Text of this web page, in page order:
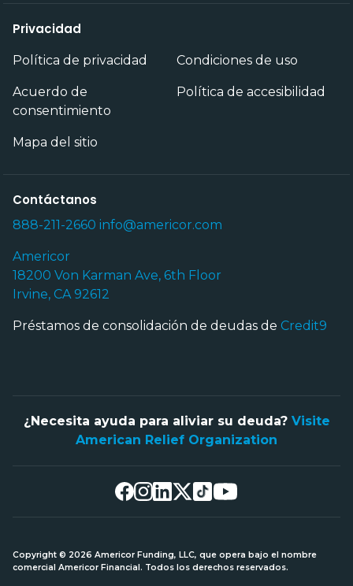
Privacidad
Política de privacidad Condiciones de uso
Acuerdo de
consentimiento
Política de accesibilidad
Mapa del sitio
Contáctanos
888-211-2660 info@americor.com
Americor
18200 Von Karman Ave, 6th Floor
Irvine, CA 92612
Préstamos de consolidación de deudas de Credit9
¿Necesita ayuda para aliviar su deuda? Visite
American Relief Organization
Copyright © 2026 Americor Funding, LLC, que opera bajo el nombre
comercial Americor Financial. Todos los derechos reservados.